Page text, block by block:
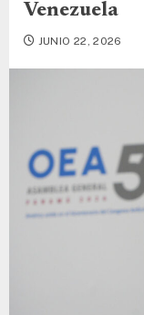
Venezuela
JUNIO 22, 2026